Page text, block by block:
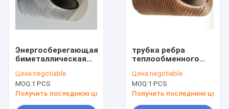
Энергосберегающая
биметаллическая
алюминиевая
трубка ребра для
конденсаторов
Цена:negotiable
MOQ:1 PCS
Получить последнюю цену
трубка ребра
теплообменного
стены 1.5mm
объединенная для
бойлера/
Цена:negotiable
MOQ:1 PCS
Получить последнюю цену